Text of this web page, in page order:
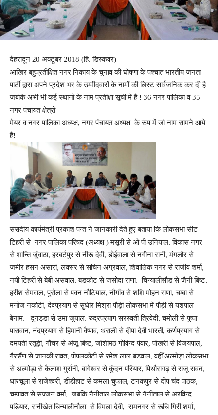
देहरादून 20 अक्टूबर 2018 (हि. डिस्कवर)
आखिर बहुप्रतीक्षित नगर निकाय के चुनाव की घोषणा के पश्चात भारतीय जनता
पार्टी द्वारा अपने प्रदेश भर के उम्मीदवारों के नामों की लिस्ट सार्वजनिक कर दी है
जबकि अभी भी कई स्थानों के नाम प्रतीक्षा सूची में हैं ! 36 नगर पालिका व 35
नगर पंचायत क्षेत्रों
मेयर व नगर पालिका अध्यक्ष, नगर पंचायत अध्यक्ष के रूप में जो नाम सामने आये
हैं!
संसदीय कार्यमंत्री प्रकाश पन्त ने जानकारी देते हुए बताया कि लोकसभा सीट
टिहरी से नगर पालिका परिषद (अध्यक्ष ) मसूरी से ओ पी उनियाल, विकास नगर
से शान्ति जुंवाठा, हरबर्टपुर से नीरू देवी, डोईवाला से नगीना रानी, मंगलौर से
जमीर हसन अंसारी, लक्सर से सचिन अग्रवाल, शिवालिक नगर से राजीव शर्मा,
नयी टिहरी से बेबी असवाल, बडकोट से जसोदा राणा, चिन्यालीसौड से जैनी बिष्ट,
हरीश सेमवाल, पुरोला से पवन नौटियाल, नौगाँव से शशि मोहन राणा, चम्बा से
मनोज नकोटी, देवप्रयाग से सुधीर मिश्रा पौड़ी लोकसभा में पौड़ी से यशपाल
बेनाम, दुगड्डा से उमा जुयाल, रुद्रप्रयाग सरस्वती त्रिवेदी, चमोली से पुष्पा
पासवान, नंदप्रयाग से हिमानी वैष्णव, थराली से दीपा देवी भारती, कर्णप्रयाग से
दमयंती रतूड़ी, गौचर से अंजू बिष्ट, जोशीमठ गोविन्द पंवार, पोखरी से विजयपाल,
गैरसैंण से जानकी रावत, पीपलकोटी से रमेश लाल बंडवाल, वहीँ अल्मोड़ा लोकसभा
से अल्मोड़ा से कैलाश गुर्रानी, बागेश्वर से कुंदन परियार, पिथौरागढ़ से राजू रावत,
धारचूला से राजेश्वरी, डीडीहाट से कमला चुफाल, टनकपुर से दीप चंद पाठक,
चम्पावत से सज्जन वर्मा, जबकि नैनीताल लोकसभा से नैनीताल से अरविन्द
पडियार, रानीखेत चिन्यालीनौला से विमला देवी, रामनगर से रूचि गिरी शर्मा,